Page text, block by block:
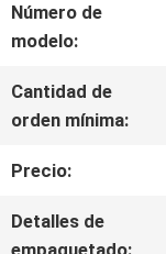
VIAJE
DE
LA
FÁBRICA
Número de
modelo:
Cantidad de
orden mínima:
Precio:
Detalles de